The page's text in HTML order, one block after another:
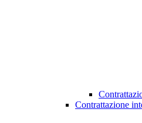
Contrattazione